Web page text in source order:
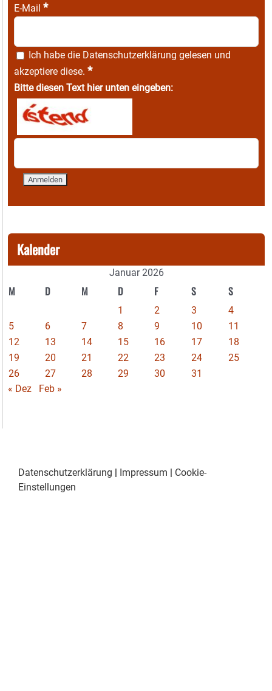
E-Mail *
Ich habe die Datenschutzerklärung gelesen und
akzeptiere diese. *
Bitte diesen Text hier unten eingeben:
Kalender
Januar 2026
M D M D F S S
1 2 3
4
5
6 7 8 9 10
11
12
13 14 15 16 17
18
19
20 21 22 23 24
25
26
27 28 29 30
31
« Dez
Feb »
Datenschutzerklärung | Impressum | Cookie-
Einstellungen